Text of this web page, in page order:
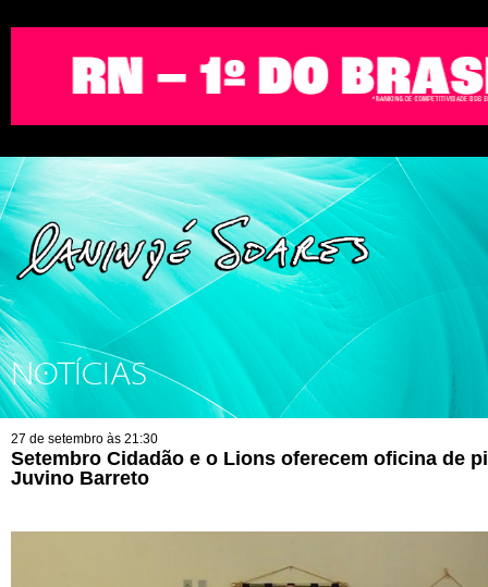
NOTÍCIAS
27 de setembro às 21:30
Setembro Cidadão e o Lions oferecem oficina de
Juvino Barreto